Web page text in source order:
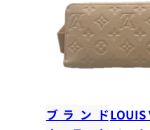
ブランドLOUIS